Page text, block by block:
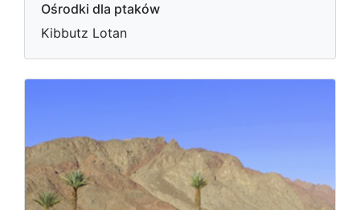
Ośrodki dla ptaków
Kibbutz Lotan